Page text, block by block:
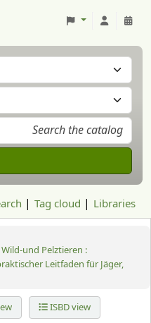
Tag cloud Libraries
und Pelztieren :
Leitfaden für Jäger,
ISBD view